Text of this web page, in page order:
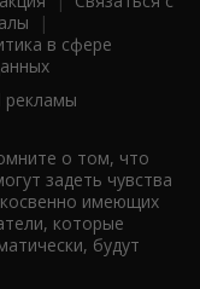
|
в сфере
рекламы
о том, что
задеть чувства
имеющих
которые
будут